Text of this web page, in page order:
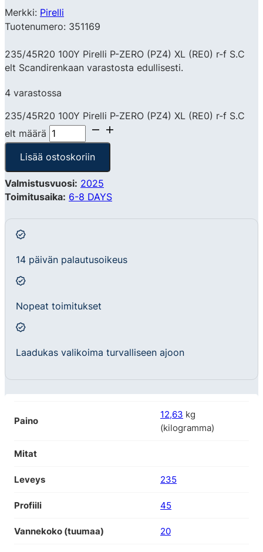
Merkki: Pirelli
Tuotenumero: 351169
235/45R20 100Y Pirelli P-ZERO (PZ4) XL (RE0) r-f S.C
elt Scandirenkaan varastosta edullisesti.
4 varastossa
235/45R20 100Y Pirelli P-ZERO (PZ4) XL (RE0) r-f S.C
elt määrä
Lisää ostoskoriin
Valmistusvuosi: 2025
Toimitusaika: 6-8 DAYS
14 päivän palautusoikeus
Nopeat toimitukset
Laadukas valikoima turvalliseen ajoon
Paino
12,63 kg
(kilogramma)
Mitat
Leveys 235
Profiili 45
Vannekoko (tuumaa) 20